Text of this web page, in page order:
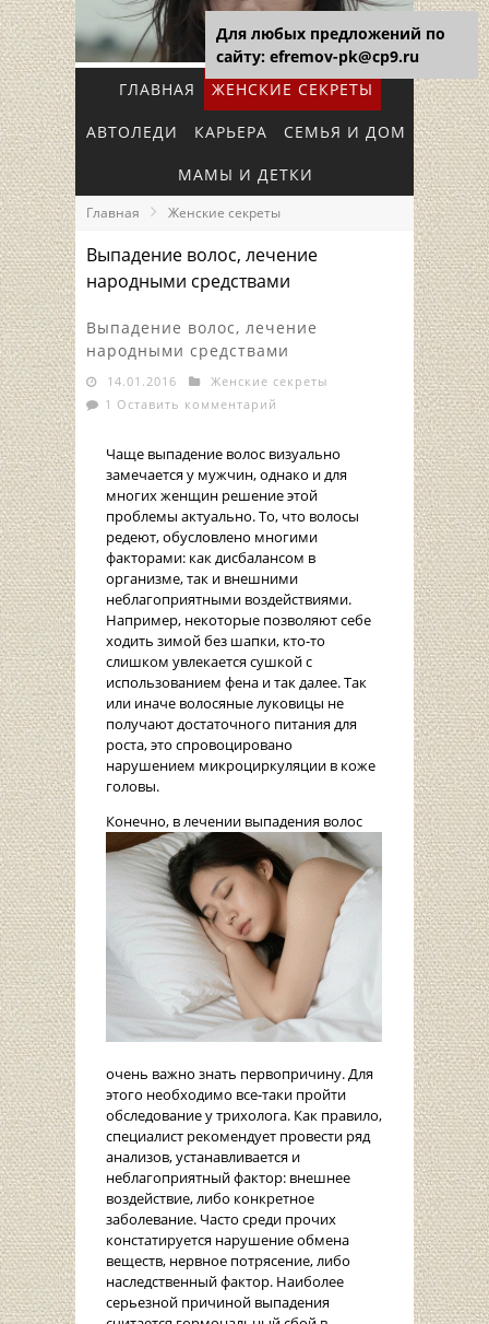
ГЛАВНАЯ ЖЕНСКИЕ СЕКРЕТЫ
АВТОЛЕДИ КАРЬЕРА СЕМЬЯ И ДОМ
МАМЫ И ДЕТКИ
Главная Женские секреты
Выпадение волос, лечение
народными средствами
Выпадение волос, лечение
народными средствами
14.01.2016
Женские секреты
1 Оставить комментарий
Чаще выпадение волос визуально
замечается у мужчин, однако и для
многих женщин решение этой
проблемы актуально. То, что волосы
редеют, обусловлено многими
факторами: как дисбалансом в
организме, так и внешними
неблагоприятными воздействиями.
Например, некоторые позволяют себе
ходить зимой без шапки, кто-то
слишком увлекается сушкой с
использованием фена и так далее. Так
или иначе волосяные луковицы не
получают достаточного питания для
роста, это спровоцировано
нарушением микроциркуляции в коже
головы.
Конечно, в лечении выпадения волос
очень важно знать первопричину. Для
этого необходимо все-таки пройти
обследование у трихолога. Как правило,
специалист рекомендует провести ряд
анализов, устанавливается и
неблагоприятный фактор: внешнее
воздействие, либо конкретное
заболевание. Часто среди прочих
констатируется нарушение обмена
веществ, нервное потрясение, либо
наследственный фактор. Наиболее
серьезной причиной выпадения
Для любых предложений по
сайту: efremov-pk@cp9.ru